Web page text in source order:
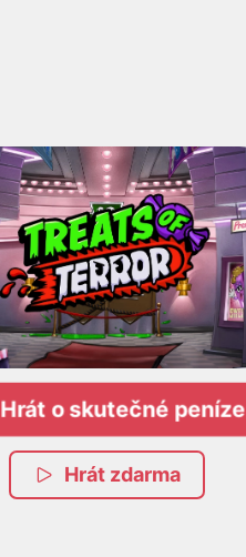
Hrát o skutečné peníze
Hrát zdarma